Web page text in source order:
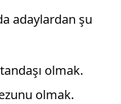
adaylardan şu
olmak.
olmak.